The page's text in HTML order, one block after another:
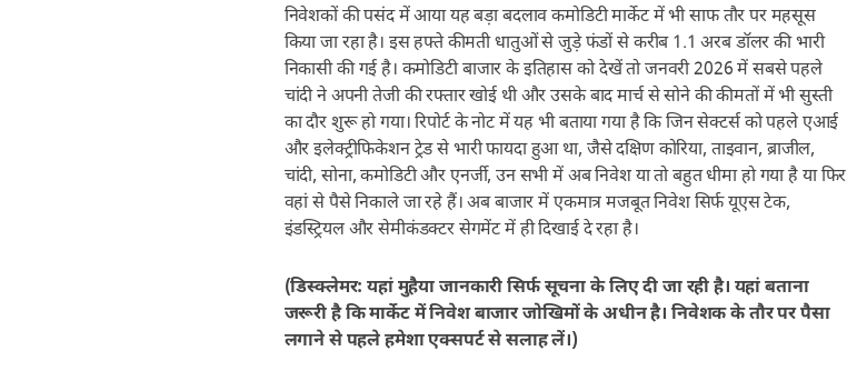
निवेशकों की पसंद में आया यह बड़ा बदलाव कमोडिटी मार्केट में भी साफ तौर पर महसूस
किया जा रहा है। इस हफ्ते कीमती धातुओं से जुड़े फंडों से करीब 1.1 अरब डॉलर की भारी
निकासी की गई है। कमोडिटी बाजार के इतिहास को देखें तो जनवरी 2026 में सबसे पहले
चांदी ने अपनी तेजी की रफ्तार खोई थी और उसके बाद मार्च से सोने की कीमतों में भी सुस्ती
का दौर शुरू हो गया। रिपोर्ट के नोट में यह भी बताया गया है कि जिन सेक्टर्स को पहले एआई
और इलेक्ट्रीफिकेशन ट्रेड से भारी फायदा हुआ था, जैसे दक्षिण कोरिया, ताइवान, ब्राजील,
चांदी, सोना, कमोडिटी और एनर्जी, उन सभी में अब निवेश या तो बहुत धीमा हो गया है या फिर
वहां से पैसे निकाले जा रहे हैं। अब बाजार में एकमात्र मजबूत निवेश सिर्फ यूएस टेक,
इंडस्ट्रियल और सेमीकंडक्टर सेगमेंट में ही दिखाई दे रहा है।
(डिस्क्लेमर: यहां मुहैया जानकारी सिर्फ सूचना के लिए दी जा रही है। यहां बताना
जरूरी है कि मार्केट में निवेश बाजार जोखिमों के अधीन है। निवेशक के तौर पर पैसा
लगाने से पहले हमेशा एक्सपर्ट से सलाह लें।)